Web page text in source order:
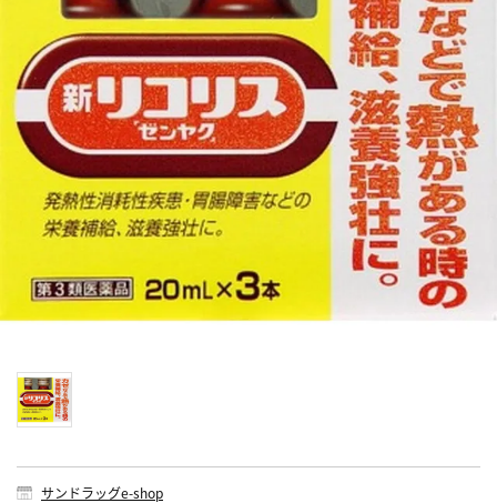
サンドラッグe-shop